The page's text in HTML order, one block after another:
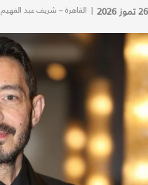
26 تموز 2026 | القاهرة – شريف عبد الفهيم